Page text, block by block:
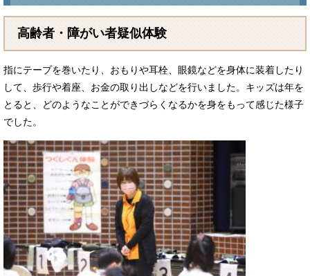
高齢者・障がい者疑似体験
指にテープを巻いたり、おもりや耳栓、眼鏡などを身体に装着したり
して、歩行や着座、お金の取り出しなどを行いました。キッズは年を
とると、どのようなことができづらくなるかを身をもって感じた様子
でした。